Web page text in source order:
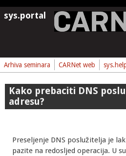
Skoči na glavni sadržaj
sys.portal
Arhiva seminara CARNet web
Kako prebaciti DNS
adresu?
Preseljenje DNS poslužitelja je
pazite na redosljed operacija. U